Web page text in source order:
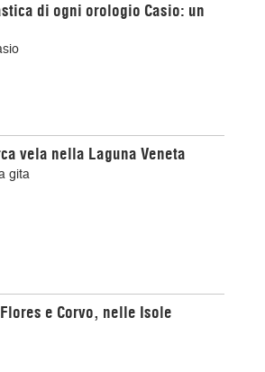
di ogni orologio Casio: un
vela nella Laguna Veneta
gita
e Corvo, nelle Isole